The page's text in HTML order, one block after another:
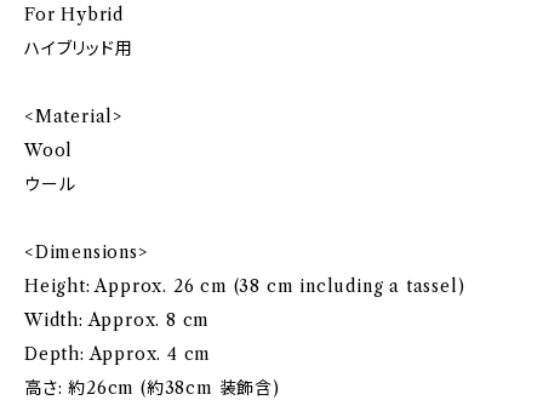
For Hybrid
ハイブリッド用
<Material>
Wool
ウール
<Dimensions>
Height: Approx. 26 cm (38 cm including a tassel)
Width: Approx. 8 cm
Depth: Approx. 4 cm
高さ: 約26cm (約38cm 装飾含)